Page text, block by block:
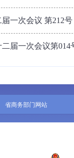
一次会议 第212
届一次会议第014
省商务部门网站